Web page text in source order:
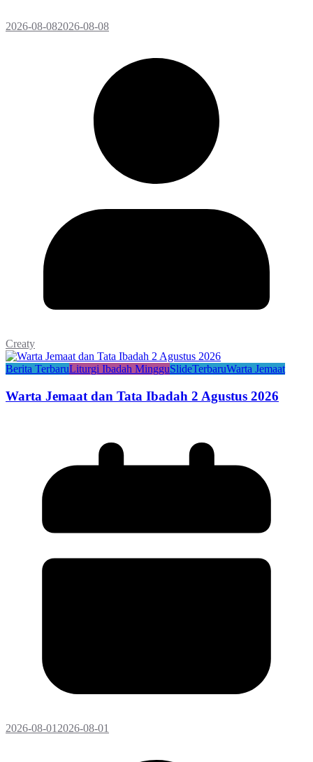
2026-08-082026-08-08
Creaty
Berita TerbaruLiturgi Ibadah MingguSlideTerbaruWarta Jemaat
Warta Jemaat dan Tata Ibadah 2 Agustus 2026
2026-08-01 2026-08-01